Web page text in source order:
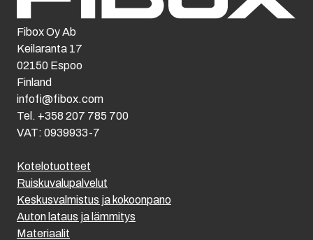
Kotelotuotteet
Ruiskuvalupalvelut
Keskusvalmistus ja kokoonpano
Auton lataus ja lämmitys
Materiaalit
Fibox Oy Ab
Keilaranta 17
02150 Espoo
Finland
infofi@fibox.com
Tel. +358 207 785 700
VAT: 0939933-7